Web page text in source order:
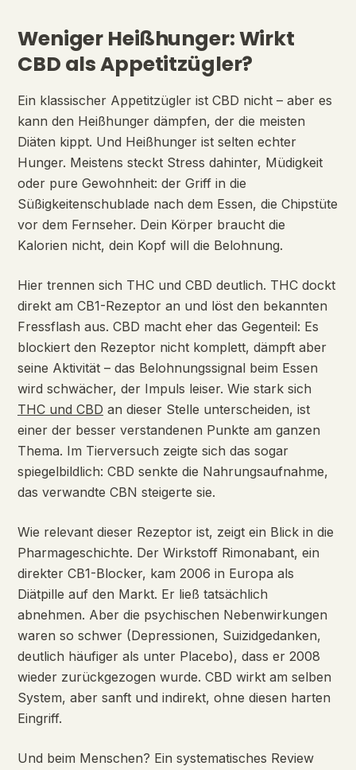
Weniger Heißhunger: Wirkt
CBD als Appetitzügler?
Ein klassischer Appetitzügler ist CBD nicht – aber es
kann den Heißhunger dämpfen, der die meisten
Diäten kippt. Und Heißhunger ist selten echter
Hunger. Meistens steckt Stress dahinter, Müdigkeit
oder pure Gewohnheit: der Griff in die
Süßigkeitenschublade nach dem Essen, die Chipstüte
vor dem Fernseher. Dein Körper braucht die
Kalorien nicht, dein Kopf will die Belohnung.
Hier trennen sich THC und CBD deutlich. THC dockt
direkt am CB1-Rezeptor an und löst den bekannten
Fressflash aus. CBD macht eher das Gegenteil: Es
blockiert den Rezeptor nicht komplett, dämpft aber
seine Aktivität – das Belohnungssignal beim Essen
wird schwächer, der Impuls leiser. Wie stark sich
THC und CBD an dieser Stelle unterscheiden, ist
einer der besser verstandenen Punkte am ganzen
Thema. Im Tierversuch zeigte sich das sogar
spiegelbildlich: CBD senkte die Nahrungsaufnahme,
das verwandte CBN steigerte sie.
Wie relevant dieser Rezeptor ist, zeigt ein Blick in die
Pharmageschichte. Der Wirkstoff Rimonabant, ein
direkter CB1-Blocker, kam 2006 in Europa als
Diätpille auf den Markt. Er ließ tatsächlich
abnehmen. Aber die psychischen Nebenwirkungen
waren so schwer (Depressionen, Suizidgedanken,
deutlich häufiger als unter Placebo), dass er 2008
wieder zurückgezogen wurde. CBD wirkt am selben
System, aber sanft und indirekt, ohne diesen harten
Eingriff.
Und beim Menschen? Ein systematisches Review